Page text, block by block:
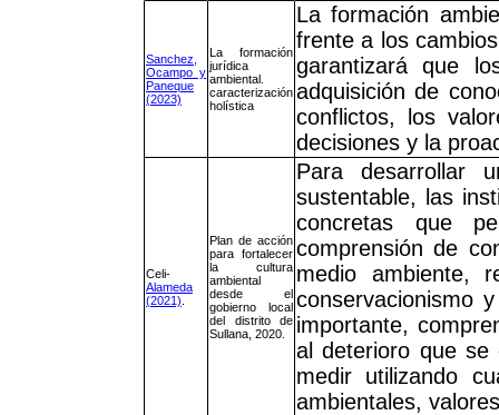
Sanchez,
Ocampo y
Paneque
(2023)
La formación
jurídica
ambiental.
caracterización
holística
La formación
frente a los
garantizará que
adquisición de
conflictos, los
decisiones y la
Celi-
Alameda
(2021)
Plan de acción
para fortalecer
la cultura
ambiental
desde el
gobierno local
del distrito de
Sullana, 2020.
Para desarrollar
sustentable, las
concretas que
comprensión de
medio ambiente,
conservacionismo
importante,
al deterioro que se
medir utilizando
ambientales,